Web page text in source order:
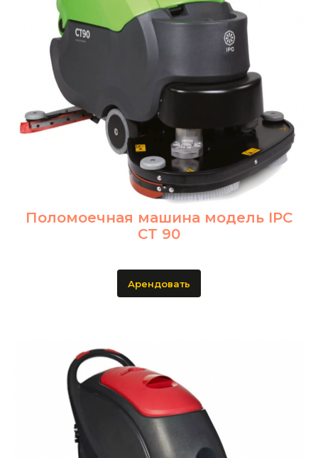
Поломоечная машина модель IPC
CT 90
Арендовать